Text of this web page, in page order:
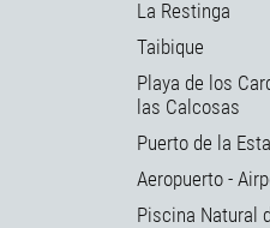
La Restinga
Taibique
Playa de los
las Calcosas
Puerto de la
Aeropuerto -
Piscina Natural